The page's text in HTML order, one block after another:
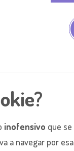
inofensivo que
a navegar por